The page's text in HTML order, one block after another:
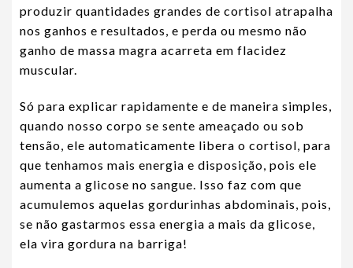
produzir quantidades grandes de cortisol atrapalha
nos ganhos e resultados, e perda ou mesmo não
ganho de massa magra acarreta em flacidez
muscular.
Só para explicar rapidamente e de maneira simples,
quando nosso corpo se sente ameaçado ou sob
tensão, ele automaticamente libera o cortisol, para
que tenhamos mais energia e disposição, pois ele
aumenta a glicose no sangue. Isso faz com que
acumulemos aquelas gordurinhas abdominais, pois,
se não gastarmos essa energia a mais da glicose,
ela vira gordura na barriga!